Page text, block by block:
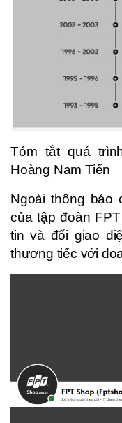
Tóm tắt quá
Hoàng Nam Tiến
Ngoài thông báo
của tập đoàn
tin và đổi giao
thương tiếc với